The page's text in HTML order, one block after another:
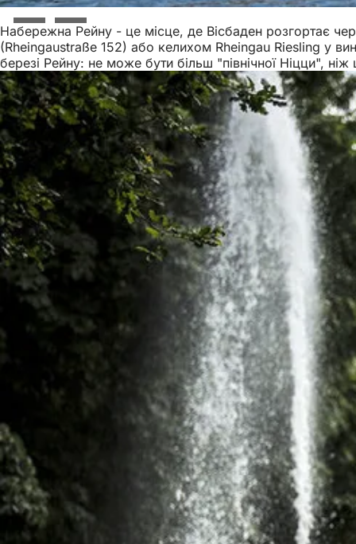
Набережна Рейну - це місце, де Вісбаден розгортає
(Rheingaustraße 152) або келихом Rheingau Riesling у
березі Рейну: не може бути більш "північної Ніцци", ніж